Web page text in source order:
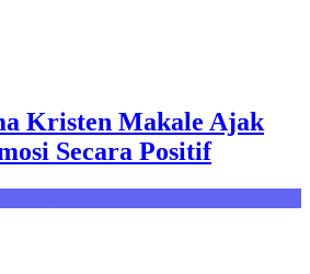
Kristen Makale Ajak
Secara Positif